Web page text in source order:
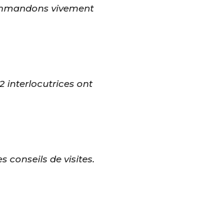
vivement
interlocutrices ont
conseils de visites.